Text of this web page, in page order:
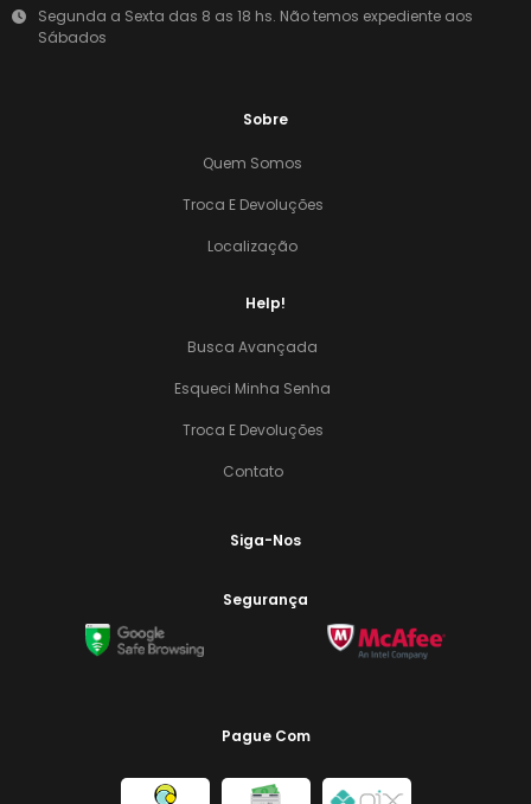
Segunda a Sexta das 8 as 18 hs. Não temos expediente aos
Sábados
Sobre
Quem Somos
Troca E Devoluções
Localização
Help!
Busca Avançada
Esqueci Minha Senha
Troca E Devoluções
Contato
Siga-Nos
Segurança
Pague Com